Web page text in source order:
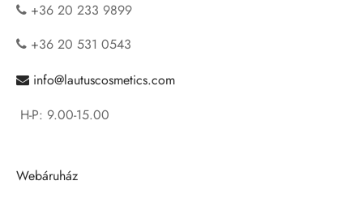
+36 20 233 9899
+36 20 531 0543
info@lautuscosmetics.com
H-P: 9.00-15.00
Webáruház